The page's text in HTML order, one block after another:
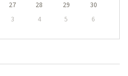
27 28 29
30
3 4 5 6